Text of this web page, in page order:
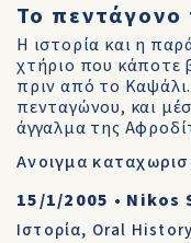
Το πεντάγονο
Η ιστορία και η
χτήριο που κάποτε
πριν από το
πενταγώνου, και
άγγαλμα της
Ανοιγμα
15/1/2005 • Nikos
Ιστορία, Oral History